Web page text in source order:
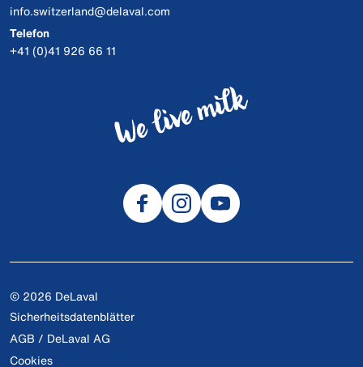
info.switzerland@delaval.com
Telefon
+41 (0)41 926 66 11
© 2026 DeLaval
Sicherheitsdatenblätter
AGB / DeLaval AG
Cookies